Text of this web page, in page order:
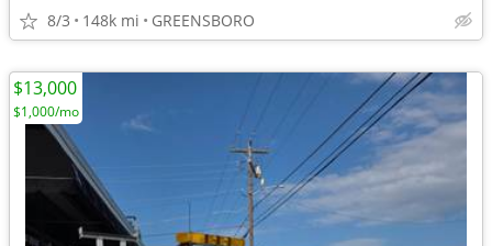
8/3 148k mi GREENSBORO
$13,000
$1,000/mo